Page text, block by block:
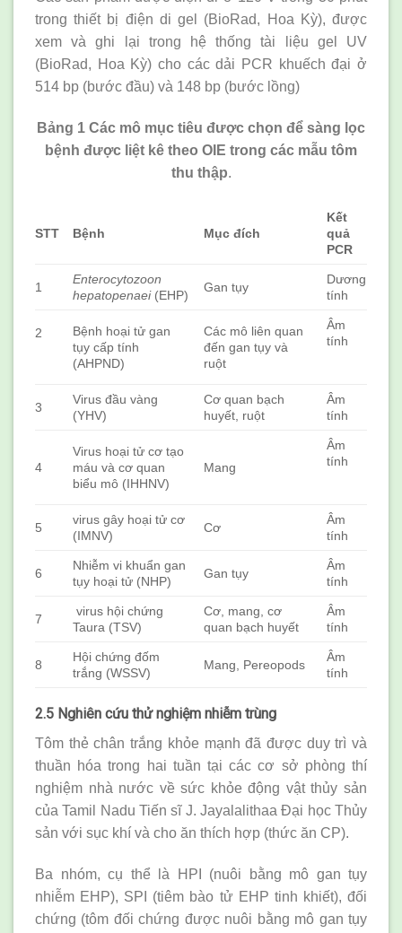
trong thiết bị điện di gel (BioRad, Hoa Kỳ), được
xem và ghi lại trong hệ thống tài liệu gel UV
(BioRad, Hoa Kỳ) cho các dải PCR khuếch đại ở
514 bp (bước đầu) và 148 bp (bước lồng)
Bảng 1 Các mô mục tiêu được chọn để sàng lọc
bệnh được liệt kê theo OIE trong các mẫu tôm
thu thập.
STT Bệnh Mục đích
Kết
quả
PCR
1
Enterocytozoon
hepatopenaei(EHP)
Gan tụy
Dương
tính
2
Bệnh hoại tử gan
tụy cấp tính
(AHPND)
Các mô liên quan
đến gan tụy và
ruột
Âm
tính
3
Virus đầu vàng
(YHV)
Cơ quan bạch
huyết, ruột
Âm
tính
4
Virus hoại tử cơ tạo
máu và cơ quan
biểu mô (IHHNV)
Mang
Âm
tính
5
virus gây hoại tử cơ
(IMNV)
Cơ
Âm
tính
6
Nhiễm vi khuẩn gan
tụy hoại tử (NHP)
Gan tụy
Âm
tính
7
virus hội chứng
Taura (TSV)
Cơ, mang, cơ
quan bạch huyết
Âm
tính
8
Hội chứng đốm
trắng (WSSV)
Mang, Pereopods
Âm
tính
2.5 Nghiên cứu thử nghiệm nhiễm trùng
Tôm thẻ chân trắng khỏe mạnh đã được duy trì và
thuần hóa trong hai tuần tại các cơ sở phòng thí
nghiệm nhà nước về sức khỏe động vật thủy sản
của Tamil Nadu Tiến sĩ J. Jayalalithaa Đại học Thủy
sản với sục khí và cho ăn thích hợp (thức ăn CP).
Ba nhóm, cụ thể là HPI (nuôi bằng mô gan tụy
nhiễm EHP), SPI (tiêm bào tử EHP tinh khiết), đối
chứng (tôm đối chứng được nuôi bằng mô gan tụy